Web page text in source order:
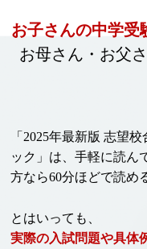
お子さんの中学受
お母さん・お父
「2025年最新版 志望
ック」は、手軽に読ん
方なら60分ほどで読め
とはいっても、
実際の入試問題や具体